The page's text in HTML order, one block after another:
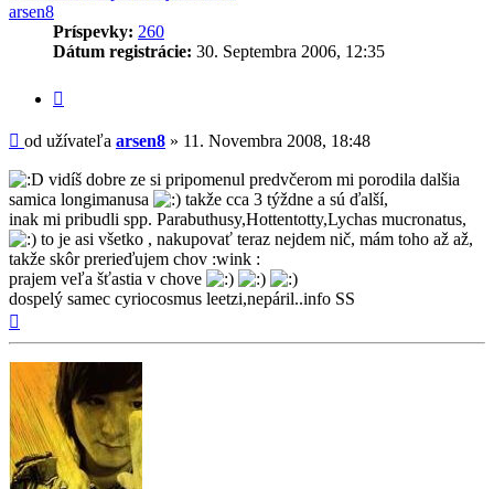
arsen8
Príspevky: 260
Dátum registrácie: 30. Septembra 2006, 12:35
Príspevok
od užívateľa arsen8 » 11. Novembra 2008, 18:48
vidíš dobre ze si pripomenul predvčerom mi porodila dalšia
samica longimanusa
takže cca 3 týždne a sú ďalší,
inak mi pribudli spp. Parabuthusy,Hottentotty,Lychas mucronatus,
to je asi všetko , nakupovať teraz nejdem nič, mám toho až až,
takže skôr prerieďujem chov :wink :
prajem veľa šťastia v chove
dospelý samec cyriocosmus leetzi,nepáril..info SS